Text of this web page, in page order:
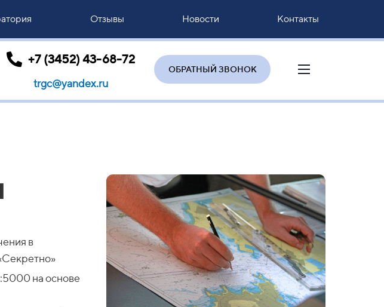
Отзывы Новости Контакты
+7 (3452) 43-68-72
trgc@yandex.ru
ОБРАТНЫЙ ЗВОНОК
в
на основе